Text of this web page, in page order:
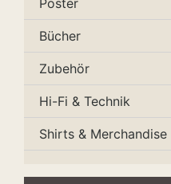
Poster
Bücher
Zubehör
Hi-Fi & Technik
Shirts & Merchandise